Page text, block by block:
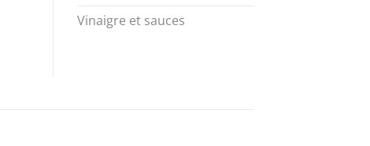
Vinaigre et sauces